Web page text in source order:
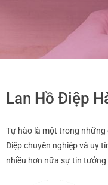
Lan Hồ Điệp
Tự hào là một trong những
Điệp chuyên nghiệp và uy
nhiều hơn nữa sự tin